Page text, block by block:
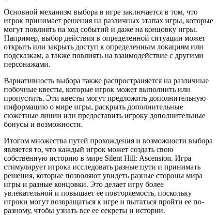
Основной механизм выбора в игре заключается в том, что
игрок принимает решения на различных этапах игры, которые
могут повлиять на ход событий и даже на концовку игры.
Например, выбор действия в определенной ситуации может
открыть или закрыть доступ к определенным локациям или
подсказкам, а также повлиять на взаимодействие с другими
персонажами.
Вариативность выбора также распространяется на различные
побочные квесты, которые игрок может выполнить или
пропустить. Эти квесты могут предложить дополнительную
информацию о мире игры, раскрыть дополнительные
сюжетные линии или предоставить игроку дополнительные
бонусы и возможности.
Итогом множества путей прохождения и возможности выбора
является то, что каждый игрок может создать свою
собственную историю в мире Silent Hill: Ascension. Игра
стимулирует игрока исследовать разные пути и принимать
решения, которые позволяют увидеть разные стороны мира
игры и разные концовки. Это делает игру более
увлекательной и повышает ее повторяемость, поскольку
игроки могут возвращаться к игре и пытаться пройти ее по-
разному, чтобы узнать все ее секреты и истории.